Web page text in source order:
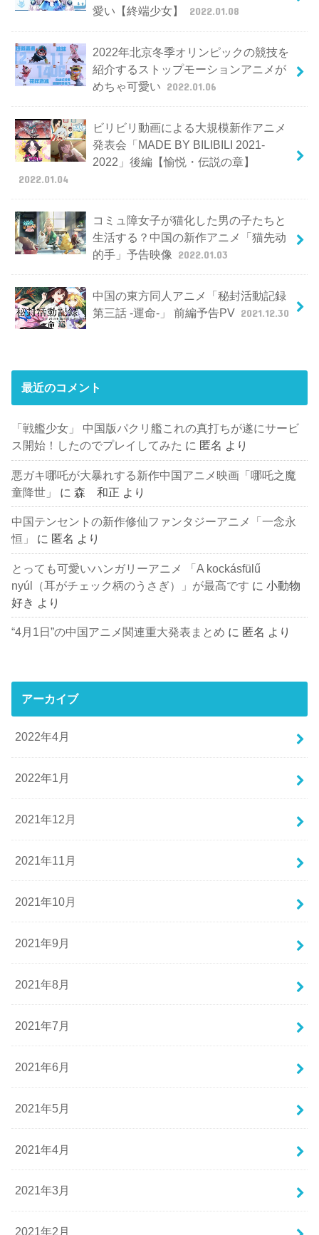
愛い【終端少女】
2022.01.08
2022年北京冬季オリンピックの競技を
紹介するストップモーションアニメが
めちゃ可愛い 2022.01.06
ビリビリ動画による大規模新作アニメ
発表会「MADE BY BILIBILI 2021-
2022」後編【愉悦・伝説の章】
2022.01.04
コミュ障女子が猫化した男の子たちと
生活する？中国の新作アニメ「猫先动
的手」予告映像
2022.01.03
中国の東方同人アニメ「秘封活動記録
第三話 -運命-」 前編予告PV 2021.12.30
最近のコメント
「戦艦少女」 中国版パクリ艦これの真打ちが遂にサービ
ス開始！したのでプレイしてみた に 匿名 より
悪ガキ哪吒が大暴れする新作中国アニメ映画「哪吒之魔
童降世」
に森 和正 より
中国テンセントの新作修仙ファンタジーアニメ「一念永
恒」
に 匿名 より
とっても可愛いハンガリーアニメ 「A kockásfülű
nyúl（耳がチェック柄のうさぎ）」が最高です に小動物
好き より
“4月1日”の中国アニメ関連重大発表まとめ に 匿名 より
アーカイブ
2022年4月
2022年1月
2021年12月
2021年11月
2021年10月
2021年9月
2021年8月
2021年7月
2021年6月
2021年5月
2021年4月
2021年3月
2021年2月